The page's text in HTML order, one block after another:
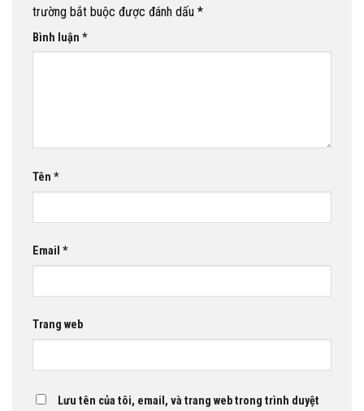
trường bắt buộc được đánh dấu *
Bình luận *
Tên *
Email *
Trang web
Lưu tên của tôi, email, và trang web trong trình duyệt